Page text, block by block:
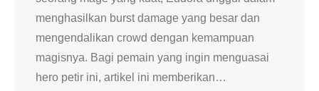
menghasilkan burst damage yang besar dan
mengendalikan crowd dengan kemampuan
magisnya. Bagi pemain yang ingin menguasai
hero petir ini, artikel ini memberikan…